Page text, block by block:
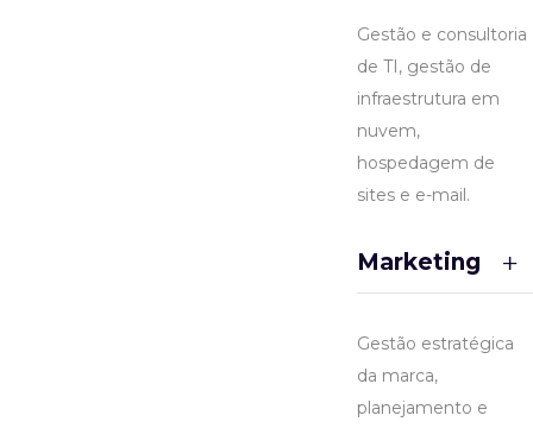
Gestão e consultoria
de TI, gestão de
infraestrutura em
nuvem,
hospedagem de
sites e e-mail.
Marketing
Gestão estratégica
da marca,
planejamento e